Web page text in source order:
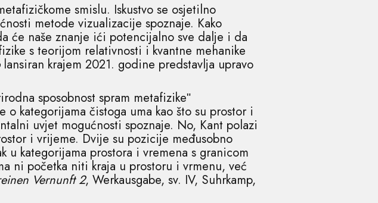
smislu. Iskustvo se osjetilno
metode vizualizacije spoznaje. Kako
će naše znanje ići potencijalno sve dalje i da
s teorijom relativnosti i kvantne mehanike
lansiran krajem 2021. godine predstavlja upravo
sposobnost spram metafizikeʺ
o kategorijama čistoga uma kao što su prostor i
uvjet mogućnosti spoznaje. No, Kant polazi
i vrijeme. Dvije su pozicije međusobno
u kategorijama prostora i vremena s granicom
ni početka niti kraja u prostoru i vrmenu, već
Vernunft 2, Werkausgabe, sv. IV, Suhrkamp,